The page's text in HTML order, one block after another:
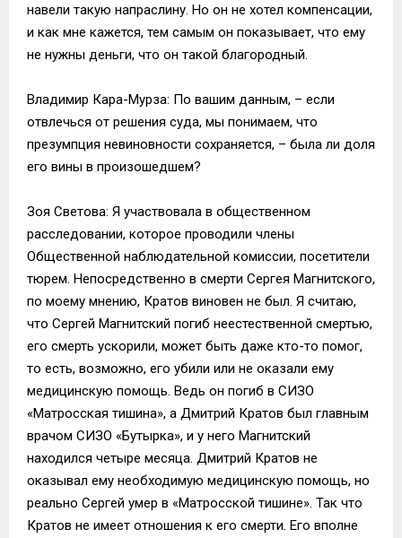
навели такую напраслину. Но он не хотел компенсации,
и как мне кажется, тем самым он показывает, что ему
не нужны деньги, что он такой благородный.
Владимир Кара-Мурза: По вашим данным, – если
отвлечься от решения суда, мы понимаем, что
презумпция невиновности сохраняется, – была ли доля
его вины в произошедшем?
Зоя Светова: Я участвовала в общественном
расследовании, которое проводили члены
Общественной наблюдательной комиссии, посетители
тюрем. Непосредственно в смерти Сергея Магнитского,
по моему мнению, Кратов виновен не был. Я считаю,
что Сергей Магнитский погиб неестественной смертью,
его смерть ускорили, может быть даже кто-то помог,
то есть, возможно, его убили или не оказали ему
медицинскую помощь. Ведь он погиб в СИЗО
«Матросская тишина», а Дмитрий Кратов был главным
врачом СИЗО «Бутырка», и у него Магнитский
находился четыре месяца. Дмитрий Кратов не
оказывал ему необходимую медицинскую помощь, но
реально Сергей умер в «Матросской тишине». Так что
Кратов не имеет отношения к его смерти. Его вполне